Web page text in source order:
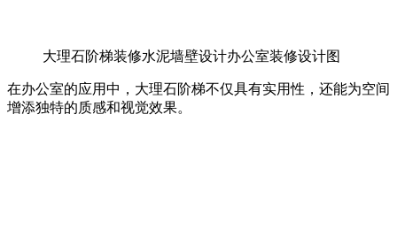
大理石阶梯装修水泥墙壁设计办公室装修设计图
在办公室的应用中，大理石阶梯不仅具有实用性，还能为空间
增添独特的质感和视觉效果。